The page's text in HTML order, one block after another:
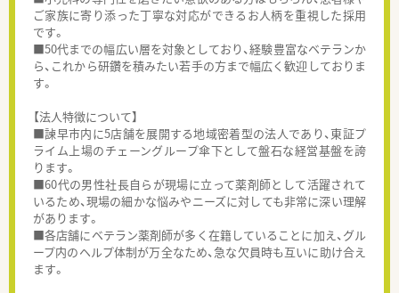
ご家族に寄り添った丁寧な対応ができるお人柄を重視した採用
です。
■50代までの幅広い層を対象としており、経験豊富なベテランか
ら、これから研鑽を積みたい若手の方まで幅広く歓迎しておりま
す。
【法人特徴について】
■諫早市内に5店舗を展開する地域密着型の法人であり、東証プ
ライム上場のチェーングループ傘下として盤石な経営基盤を誇
ります。
■60代の男性社長自らが現場に立って薬剤師として活躍されて
いるため、現場の細かな悩みやニーズに対しても非常に深い理解
があります。
■各店舗にベテラン薬剤師が多く在籍していることに加え、グル
ープ内のヘルプ体制が万全なため、急な欠員時も互いに助け合え
ます。